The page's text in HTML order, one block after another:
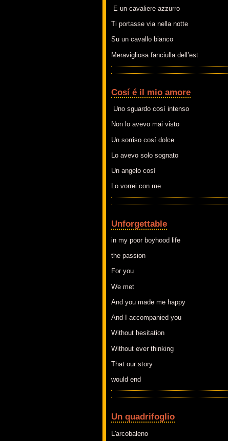
E un cavaliere azzurro
Ti portasse via nella notte
Su un cavallo bianco
Meravigliosa fanciulla dell’est
Cosí é il mio amore
Uno sguardo cosí intenso
Non lo avevo mai visto
Un sorriso cosí dolce
Lo avevo solo sognato
Un angelo cosí
Lo vorrei con me
Unforgettable
in my poor boyhood life
the passion
For you
We met
And you made me happy
And I accompanied you
Without hesitation
Without ever thinking
That our story
would end
Un quadrifoglio
L'arcobaleno